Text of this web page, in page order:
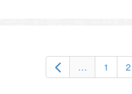
… 1 2